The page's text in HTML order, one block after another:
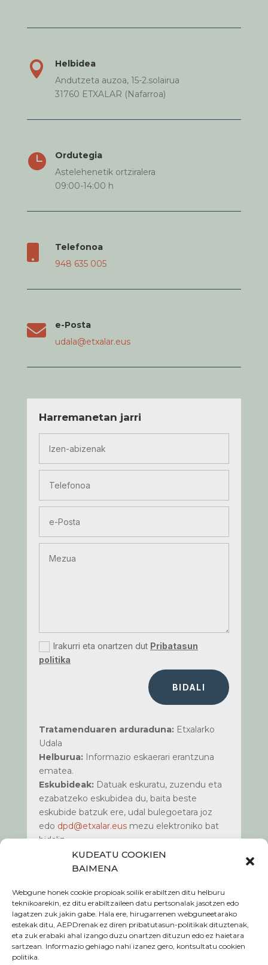
KUDEATU COOKIEN
BAIMENA
Webgune honek cookie propioak soilik erabiltzen ditu helburu
teknikoarekin, ez ditu erabiltzaileen datu pertsonalak jasotzen edo
lagatzen zuk jakin gabe. Hala ere, hirugarrenen webguneetarako
estekak ditu, AEPDrenak ez diren pribatutasun-politikak dituztenak,
eta zuk erabaki ahal izango duzu onartzen dituzun edo ez haietara
sartzean. Informazio gehiago nahi izanez gero, kontsultatu cookien
politika.

Helbidea
Andutzeta auzoa, 15-2.solairua
31760 ETXALAR (Nafarroa)

Ordutegia
Astelehenetik ortziralera
09:00-14:00 h
Telefonoa
948 635 005

e-Posta
udala@etxalar.eus
Harremanetan jarri
Irakurri eta onartzen dut Pribatasun
politika
BIDALI
Tratamenduaren arduraduna:Etxalarko
Udala
Helburua:Informazio eskaerari erantzuna
ematea.
Eskubideak:Datuak eskuratu, zuzendu eta
ezabatzeko eskubidea du, baita beste
eskubide batzuk ere, udal bulegoetara joz
edo dpd@etxalar.eusmezu elektroniko bat
bidaliz.
Informazio gehiago:Kontsultatu gure
webguneko www.etxalar.eus
Cookie politika